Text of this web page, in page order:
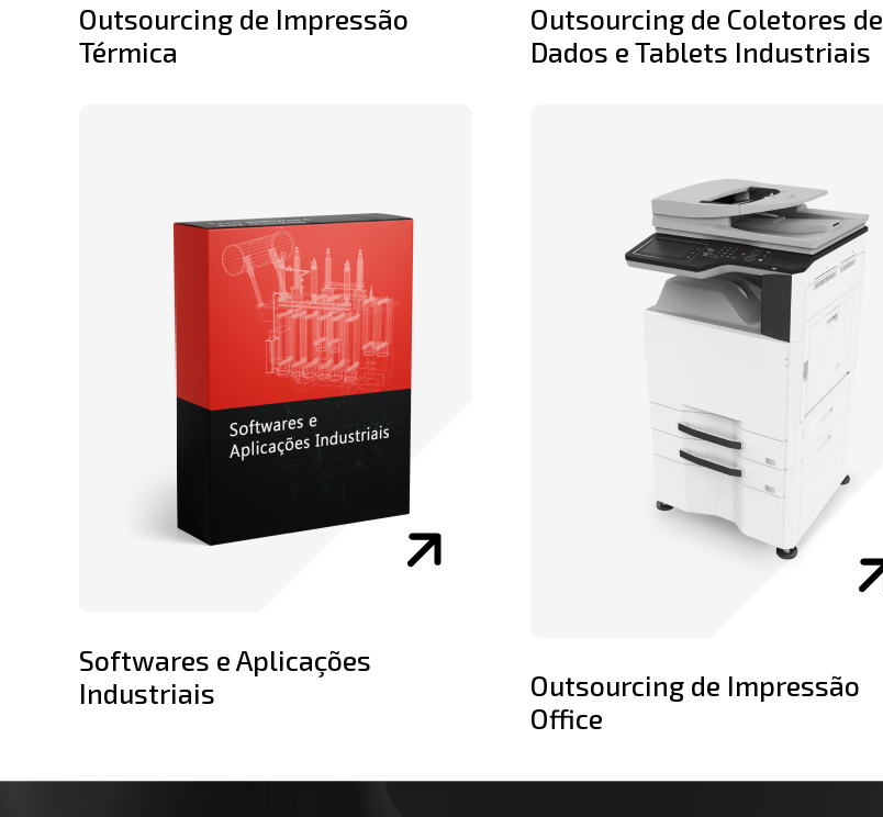
Outsourcing de Impressão
Térmica
Outsourcing de Coletores de
Dados e Tablets Industriais
Softwares e Aplicações
Industriais
Outsourcing de Impressão
Office